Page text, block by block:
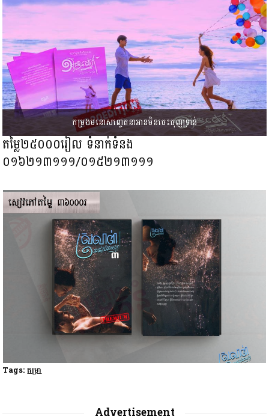
កម្រងមនោសញ្ចេតនាអានមិនចេះធុញទ្រាន់
តម្លៃ២៥០០០រៀល ទំនាក់ទំនង​
០១៦២១៣១១១/០១៥២១៣១១១
Tags:តម្រា
Advertisement